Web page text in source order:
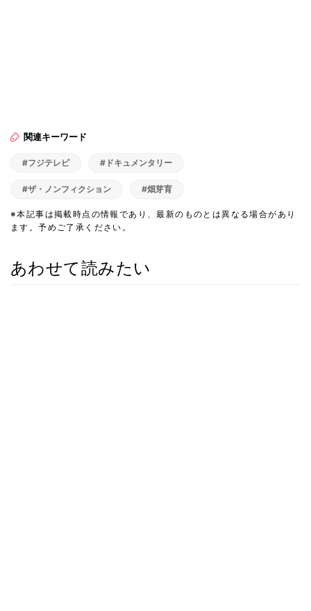
関連キーワード
#フジテレビ #ドキュメンタリー
#ザ・ノンフィクション #畑芽育
※本記事は掲載時点の情報であり、最新のものとは異なる場合があり
ます。予めご了承ください。
あわせて読みたい